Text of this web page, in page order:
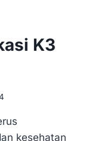
K3
kesehatan